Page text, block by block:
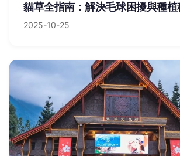
貓草全指南：解決毛球困擾與種植
2025-10-25